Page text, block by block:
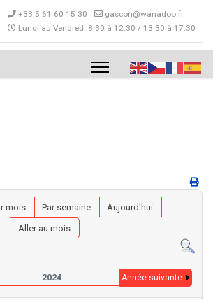
+33 5 61 60 15 30
gascon@wanadoo.fr
Lundi au Vendredi 8:30 à 12:30 / 13:30 à 17:30
mois Par semaine
Aujourd'hui
Aller au mois
2024 Année suivante